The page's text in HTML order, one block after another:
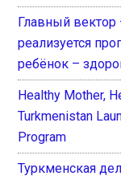
Главный
реализуется
ребёнок –
Healthy Mother,
Turkmenistan
Program
Туркменская